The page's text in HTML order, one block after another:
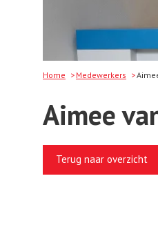
Home Medewerkers
Aimee
Terug naar overzicht